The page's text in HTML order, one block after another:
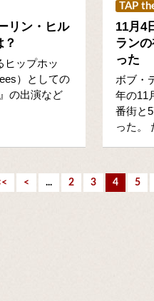
リン・ヒル
ヒップホッ
）としての
の出演など
TAP
11月4
ラン
った
ボブ・
年の11
番街と
った。
< ... 2 3 4 5